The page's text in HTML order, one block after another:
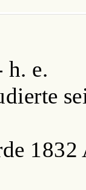
h. e.
1832